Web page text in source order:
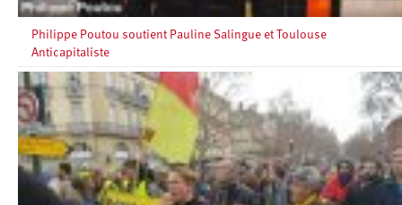
Philippe Poutou soutient Pauline Salingue et Toulouse
Anticapitaliste